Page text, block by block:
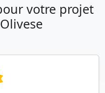
votre projet